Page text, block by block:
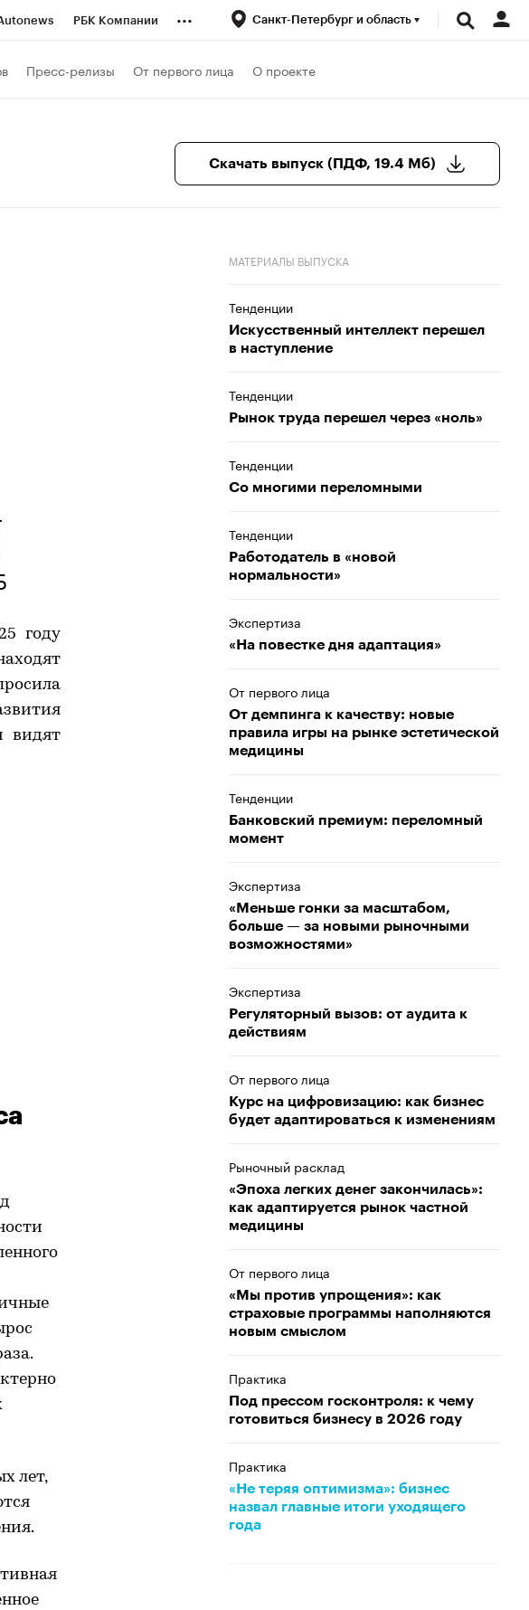
РБК Компании ... Санкт-Петербург и область
Пресс-релизы От первого лица О проекте
Скачать выпуск (ПДФ, 19.4 Мб)
году
видят
лет,
МАТЕРИАЛЫ ВЫПУСКА
Тенденции
Искусственный интеллект перешел
в наступление
Тенденции
Рынок труда перешел через «ноль»
Тенденции
Со многими переломными
Тенденции
Работодатель в «новой
нормальности»
Экспертиза
«На повестке дня адаптация»
От первого лица
От демпинга к качеству: новые
правила игры на рынке эстетической
медицины
Тенденции
Банковский премиум: переломный
момент
Экспертиза
«Меньше гонки за масштабом,
больше — за новыми рыночными
возможностями»
Экспертиза
Регуляторный вызов: от аудита к
действиям
От первого лица
Курс на цифровизацию: как бизнес
будет адаптироваться к изменениям
Рыночный расклад
«Эпоха легких денег закончилась»:
как адаптируется рынок частной
медицины
От первого лица
«Мы против упрощения»: как
страховые программы наполняются
новым смыслом
Практика
Под прессом госконтроля: к чему
готовиться бизнесу в 2026 году
Практика
«Не теряя оптимизма»: бизнес
назвал главные итоги уходящего
года